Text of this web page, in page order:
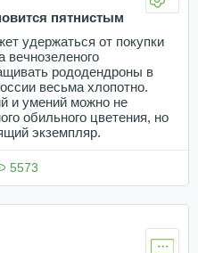
пятнистым
удержаться от покупки
вечнозеленого
рододендроны в
весьма хлопотно.
и умений можно не
обильного цветения, но
экземпляр.
5573